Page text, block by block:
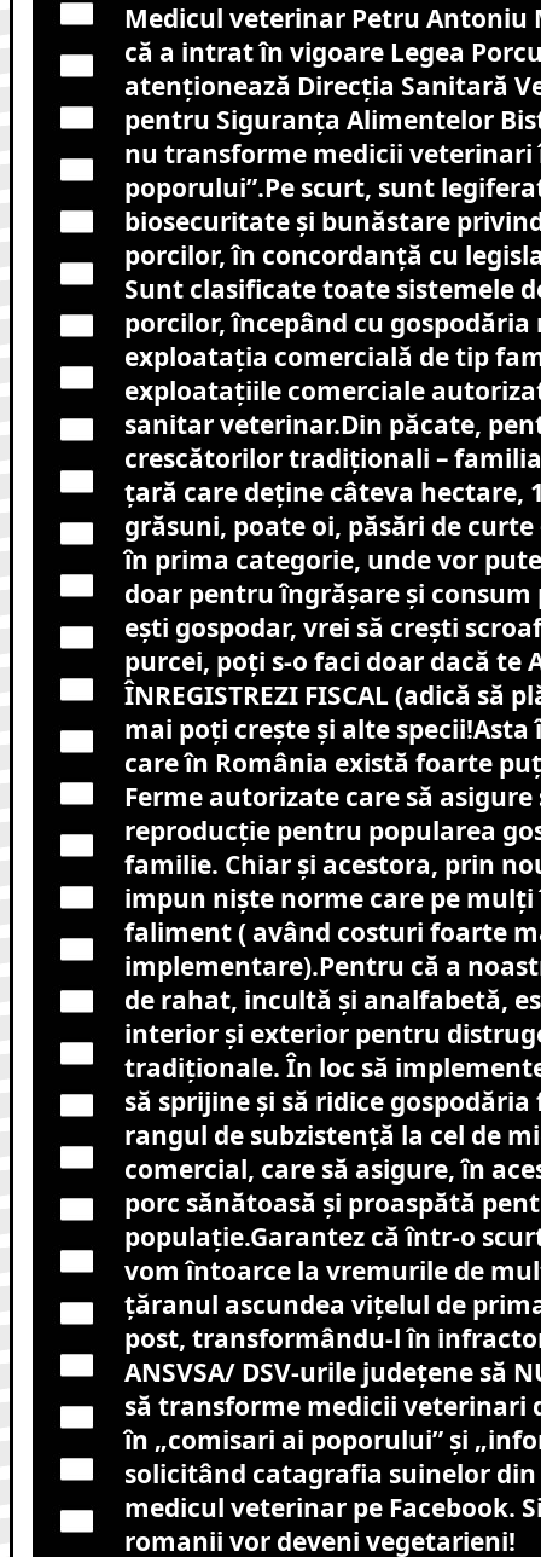
Medicul veterinar Petru Antoniu
că a intrat în vigoare Legea
atenționează Direcția Sanitară
pentru Siguranța Alimentelor
nu transforme medicii veterinari
poporului”.Pe scurt, sunt
biosecuritate și bunăstare
porcilor, în concordanță cu
Sunt clasificate toate sistemele
porcilor, începând cu
exploatația comercială de tip
exploatațiile comerciale
sanitar veterinar.Din păcate,
crescătorilor tradiționali –
țară care deține câteva hectare,
grăsuni, poate oi, păsări de curte
în prima categorie, unde vor
doar pentru îngrășare și consum
ești gospodar, vrei să crești
purcei, poți s-o faci doar dacă te
ÎNREGISTREZI FISCAL (adică să
mai poți crește și alte
care în România există foarte
Ferme autorizate care să asigure
reproducție pentru popularea
familie. Chiar și acestora, prin
impun niște norme care pe mulți
faliment ( având costuri foarte
implementare).Pentru că a
de rahat, incultă și analfabetă,
interior și exterior pentru
tradiționale. În loc să
să sprijine și să ridice
rangul de subzistență la cel de
comercial, care să asigure, în
porc sănătoasă și proaspătă
populație.Garantez că într-o
vom întoarce la vremurile de
țăranul ascundea vițelul de
post, transformându-l în
ANSVSA/ DSV-urile județene să
să transforme medicii veterinari
în „comisari ai poporului” și
solicitând catagrafia suinelor din
medicul veterinar pe Facebook.
romanii vor deveni vegetarieni!